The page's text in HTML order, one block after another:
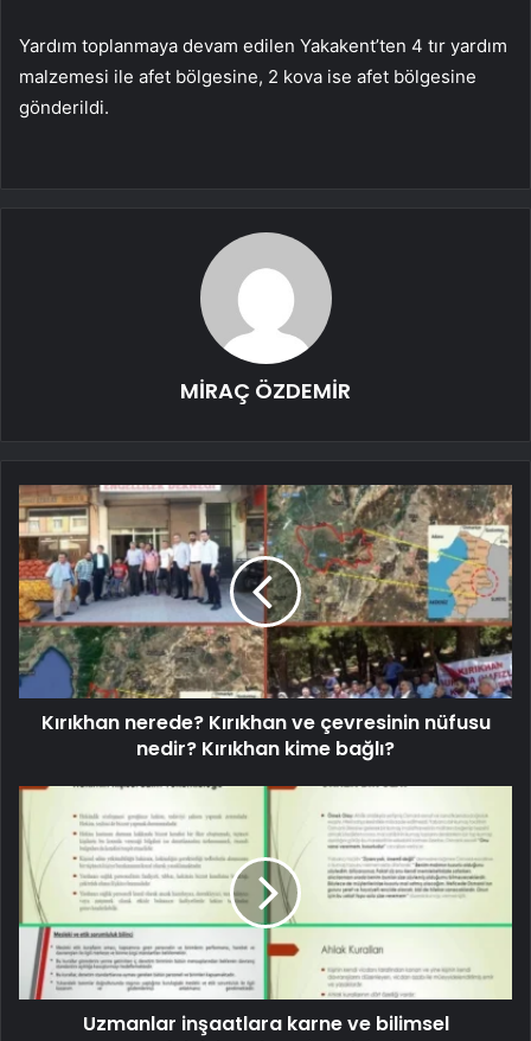
Yardım toplanmaya devam edilen Yakakent’ten 4 tır yardım
malzemesi ile afet bölgesine, 2 kova ise afet bölgesine
gönderildi.
MİRAÇ ÖZDEMİR
Kırıkhan nerede? Kırıkhan ve çevresinin nüfusu
nedir? Kırıkhan kime bağlı?
Uzmanlar inşaatlara karne ve bilimsel